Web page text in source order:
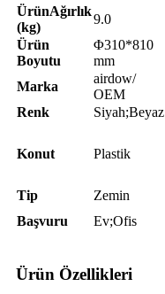
ÜrünAğırlık
(kg)
9.0
Ürün
Boyutu
Φ310*810
mm
Marka
airdow/
OEM
Renk
Siyah;Beyaz
Konut Plastik
Tip
Zemin
Başvuru
Ev;Ofis
Ürün Özellikleri